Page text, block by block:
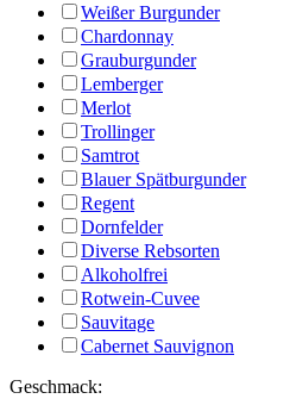
Weißer Burgunder
Chardonnay
Grauburgunder
Lemberger
Merlot
Trollinger
Samtrot
Blauer Spätburgunder
Regent
Dornfelder
Diverse Rebsorten
Alkoholfrei
Rotwein-Cuvee
Sauvitage
Cabernet Sauvignon
Geschmack: